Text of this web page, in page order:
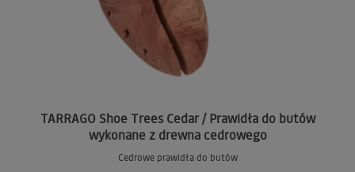
TARRAGO Shoe Trees Cedar / Prawidła do butów
wykonane z drewna cedrowego
Cedrowe prawidła do butów